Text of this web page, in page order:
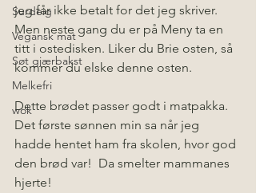
Surdeig
Vegansk mat
Søt gjærbakst
Melkefri
wok
jeg får ikke betalt for det jeg skriver.
Men neste gang du er på Meny ta en
titt i ostedisken. Liker du Brie osten, så
kommer du elske denne osten.
Dette brødet passer godt i matpakka.
Det første sønnen min sa når jeg
hadde hentet ham fra skolen, hvor god
den brød var!  Da smelter mammanes
hjerte!